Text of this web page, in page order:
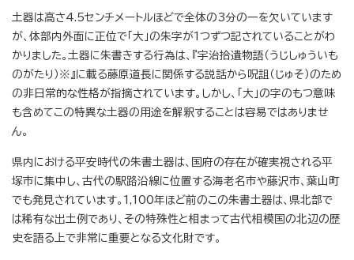
土器は高さ4.5センチメートルほどで全体の3分の一を欠いています
が、体部内外面に正位で「大」の朱字が1つずつ記されていることがわ
かりました。土器に朱書きする行為は、『宇治拾遺物語（うじしゅういも
のがたり）※』に載る藤原道長に関係する説話から呪詛（じゅそ）のため
の非日常的な性格が指摘されています。しかし、「大」の字のもつ意味
も含めてこの特異な土器の用途を解釈することは容易ではありませ
ん。
県内における平安時代の朱書土器は、国府の存在が確実視される平
塚市に集中し、古代の駅路沿線に位置する海老名市や藤沢市、葉山町
でも発見されています。1,100年ほど前のこの朱書土器は、県北部で
は稀有な出土例であり、その特殊性と相まって古代相模国の北辺の歴
史を語る上で非常に重要となる文化財です。